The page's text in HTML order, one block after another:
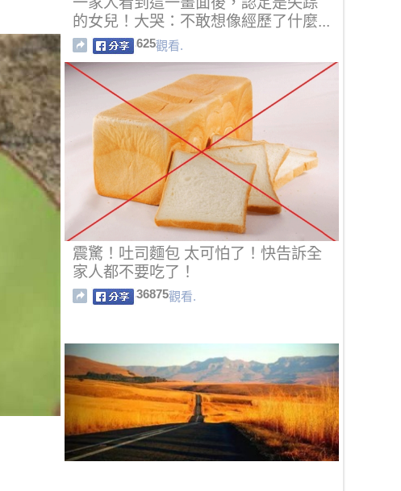
的女兒！大哭：不敢想像經歷了什麼...
625觀看.
震驚！吐司麵包 太可怕了！快告訴全
家人都不要吃了！
36875觀看.